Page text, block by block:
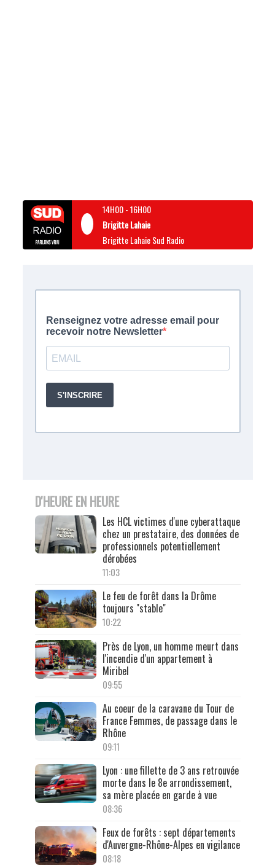
14H00-16H00
Brigitte Lahaie
Brigitte Lahaie Sud Radio
D'HEURE EN HEURE
Les HCL victimes d'une cyberattaque
chez un prestataire, des données de
professionnels potentiellement
dérobées
11:03
Le feu de forêt dans la Drôme
toujours "stable"
10:22
Près de Lyon, un homme meurt dans
l'incendie d'un appartement à
Miribel
09:55
Au coeur de la caravane du Tour de
France Femmes, de passage dans le
Rhône
09:11
Lyon : une fillette de 3 ans retrouvée
morte dans le 8e arrondissement,
sa mère placée en garde à vue
08:36
Feux de forêts : sept départements
d'Auvergne-Rhône-Alpes en vigilance
08:18